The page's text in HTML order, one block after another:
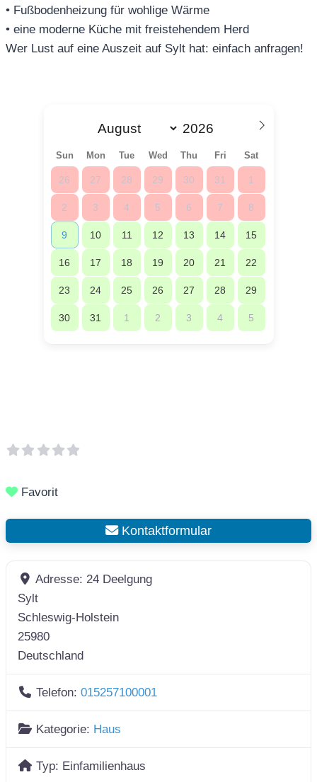
• Fußbodenheizung für wohlige Wärme
• eine moderne Küche mit freistehendem Herd
Wer Lust auf eine Auszeit auf Sylt hat: einfach anfragen!
Sun Mon Tue Wed Thu Fri Sat
26 27 28 29 30 31 1
2 3 4 5 6 7 8
9 10 11 12 13 14 15
16 17 18 19 20 21 22
23 24 25 26 27 28 29
30 31 1 2 3 4 5
Favorit
Kontaktformular
Adresse: 24 Deelgung
Sylt
Schleswig-Holstein
25980
Deutschland
Telefon:015257100001
Kategorie: Haus
Typ: Einfamilienhaus